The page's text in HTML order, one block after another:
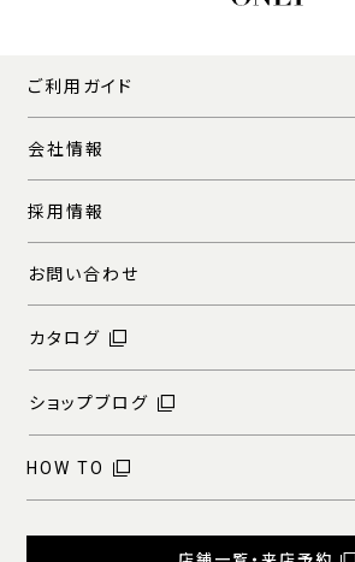
ご利用ガイド
会社情報
採用情報
お問い合わせ
カタログ
ショップブログ
HOW TO